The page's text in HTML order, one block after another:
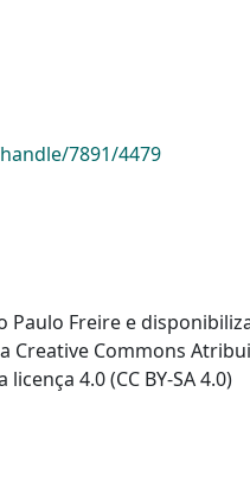
7891/4479
Freire e
Creative Commons
4.0 (CC BY-SA 4.0)